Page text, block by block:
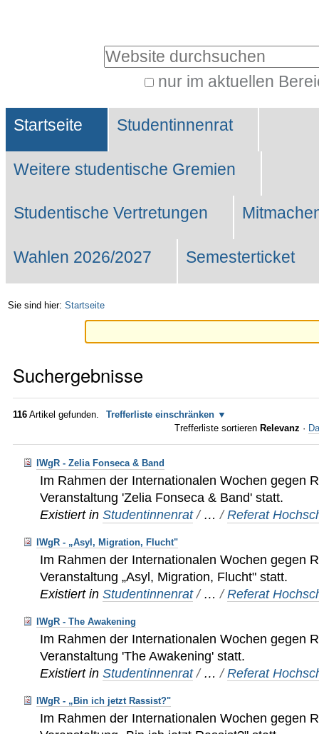
Website durchsuchen
nur im aktuellen
Suche…
Sektionen
Startseite Studentinnenrat
Weitere studentische Gremien
Studentische Vertretungen
Wahlen 2026/2027 Semesterticket
Sie sind hier: Startseite
Suchergebnisse
116 Artikel gefunden.
Trefferliste einschränken
Trefferliste sortieren Relevanz ·
IWgR - Zelia Fonseca & Band
Im Rahmen der Internationalen Wochen gegen
Veranstaltung 'Zelia Fonseca & Band' statt.
Existiert in Studentinnenrat / …/Referat
IWgR - „Asyl, Migration, Flucht"
Im Rahmen der Internationalen Wochen gegen
Veranstaltung „Asyl, Migration, Flucht" statt.
Existiert in Studentinnenrat / …/Referat
IWgR - The Awakening
Im Rahmen der Internationalen Wochen gegen
Veranstaltung 'The Awakening' statt.
Existiert in Studentinnenrat / …/Referat
IWgR - „Bin ich jetzt Rassist?"
Im Rahmen der Internationalen Wochen gegen